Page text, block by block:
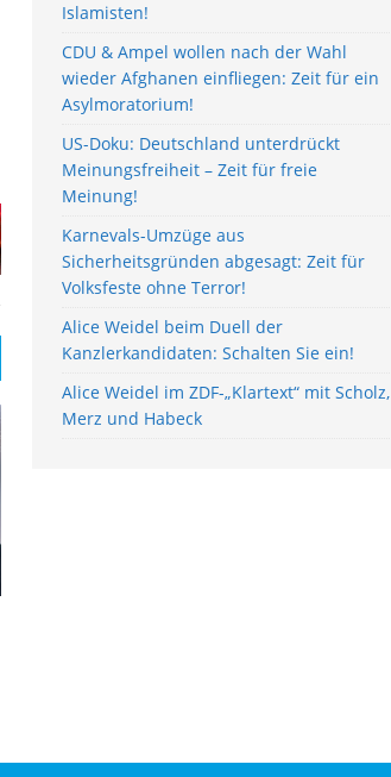
Islamisten!
CDU & Ampel wollen nach der Wahl
wieder Afghanen einfliegen: Zeit für ein
Asylmoratorium!
US-Doku: Deutschland unterdrückt
Meinungsfreiheit – Zeit für freie
Meinung!
Karnevals-Umzüge aus
Sicherheitsgründen abgesagt: Zeit für
Volksfeste ohne Terror!
Alice Weidel beim Duell der
Kanzlerkandidaten: Schalten Sie ein!
Alice Weidel im ZDF-„Klartext“ mit Scholz,
Merz und Habeck